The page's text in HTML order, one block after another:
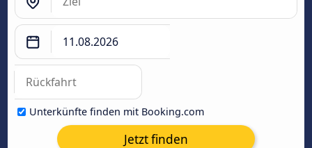
Unterkünfte finden mit Booking.com
Jetzt finden